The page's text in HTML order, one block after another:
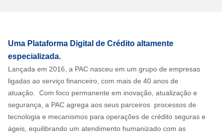
Uma Plataforma Digital de Crédito altamente
especializada.
Lançada em 2016, a PAC nasceu em um grupo de empresas
ligadas ao serviço financeiro, com mais de 40 anos de
atuação. Com foco permanente em inovação, atualização e
segurança, a PAC agrega aos seus parceiros processos de
tecnologia e mecanismos para operações de crédito seguras e
ágeis, equilibrando um atendimento humanizado com as